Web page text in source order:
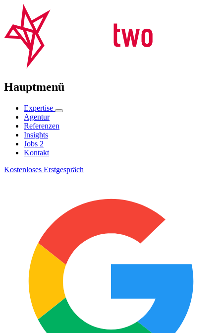
Hauptmenü
Expertise
Agentur
Referenzen
Insights
Jobs 2
Kontakt
Kostenloses Erstgespräch